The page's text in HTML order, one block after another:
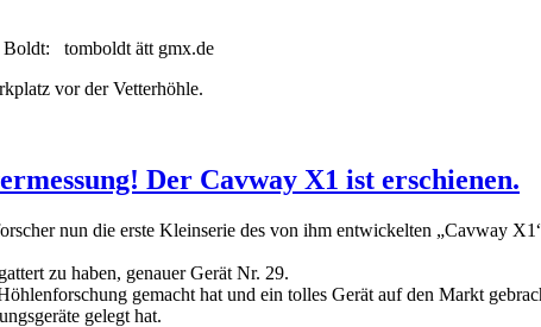
Boldt: tomboldt ätt gmx.de
vor der Vetterhöhle.
Der Cavway X1 ist erschienen.
nun die erste Kleinserie des von ihm entwickelten „Cavway
zu haben, genauer Gerät Nr. 29.
gemacht hat und ein tolles Gerät auf den Markt
gelegt hat.